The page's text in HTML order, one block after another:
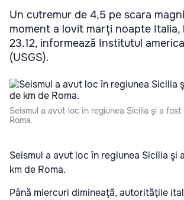
Un cutremur de 4,5 pe scara
moment a lovit marţi noapte Italia,
23.12, informează Institutul
(USGS).
Seismul a avut loc în regiunea Sicilia şi a
Roma.
Seismul a avut loc în regiunea Sicilia
km de Roma.
Până miercuri dimineaţă, autorităţile